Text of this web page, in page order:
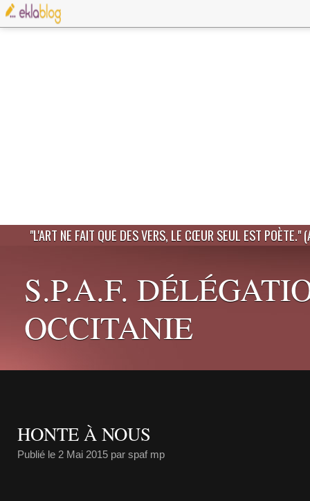
"L'ART NE FAIT QUE DES VERS, LE CŒUR SEUL EST POÈTE."
S.P.A.F.
OCCITANIE
HONTE À NOUS
Publié le 2 Mai 2015 par spaf mp